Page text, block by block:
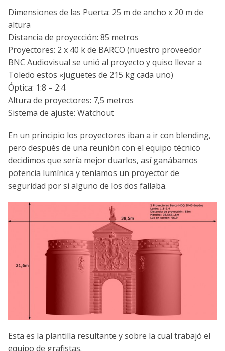
Dimensiones de las Puerta: 25 m de ancho x 20 m de
altura
Distancia de proyección: 85 metros
Proyectores: 2 x 40 k de BARCO (nuestro proveedor
BNC Audiovisual se unió al proyecto y quiso llevar a
Toledo estos «juguetes de 215 kg cada uno)
Óptica: 1:8 – 2:4
Altura de proyectores: 7,5 metros
Sistema de ajuste: Watchout
En un principio los proyectores iban a ir con blending,
pero después de una reunión con el equipo técnico
decidimos que sería mejor duarlos, así ganábamos
potencia lumínica y teníamos un proyector de
seguridad por si alguno de los dos fallaba.
Esta es la plantilla resultante y sobre la cual trabajó el
equipo de grafistas.